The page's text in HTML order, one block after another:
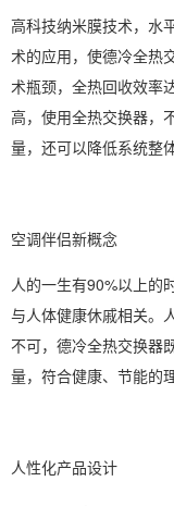
高科技纳米膜技术，水
术的应用，使德冷全热
术瓶颈，全热回收效率
高，使用全热交换器，
量，还可以降低系统整
空调伴侣新概念
人的一生有90%以上的
与人体健康休戚相关。
不可，德冷全热交换器
量，符合健康、节能的
人性化产品设计